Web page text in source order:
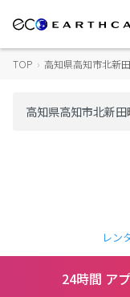
TOP › 高知県高知市北新
レン
24時間 ア